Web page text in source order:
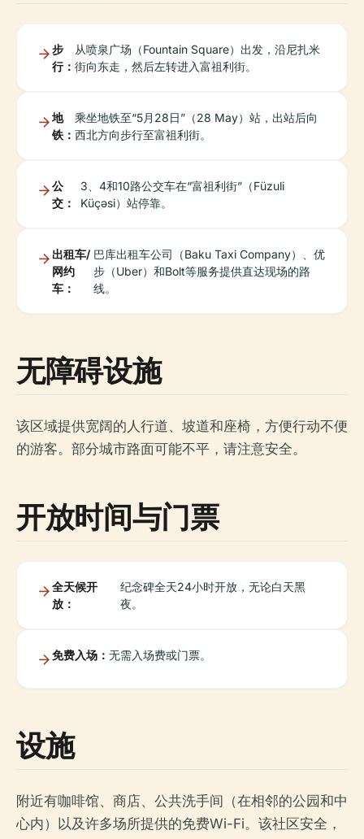
步
行：
从喷泉广场（Fountain Square）出发，沿尼扎米
街向东走，然后左转进入富祖利街。
地
铁：
乘坐地铁至“5月28日”（28 May）站，出站后向
西北方向步行至富祖利街。
公
交：
3、4和10路公交车在“富祖利街”（Füzuli
Küçəsi）站停靠。
出租车/
网约
车：
巴库出租车公司（Baku Taxi Company）、优
步（Uber）和Bolt等服务提供直达现场的路
线。
无障碍设施
该区域提供宽阔的人行道、坡道和座椅，方便行动不便
的游客。部分城市路面可能不平，请注意安全。
开放时间与门票
全天候开
放：
纪念碑全天24小时开放，无论白天黑
夜。
免费入场： 无需入场费或门票。
设施
附近有咖啡馆、商店、公共洗手间（在相邻的公园和中
心内）以及许多场所提供的免费Wi-Fi。该社区安全，